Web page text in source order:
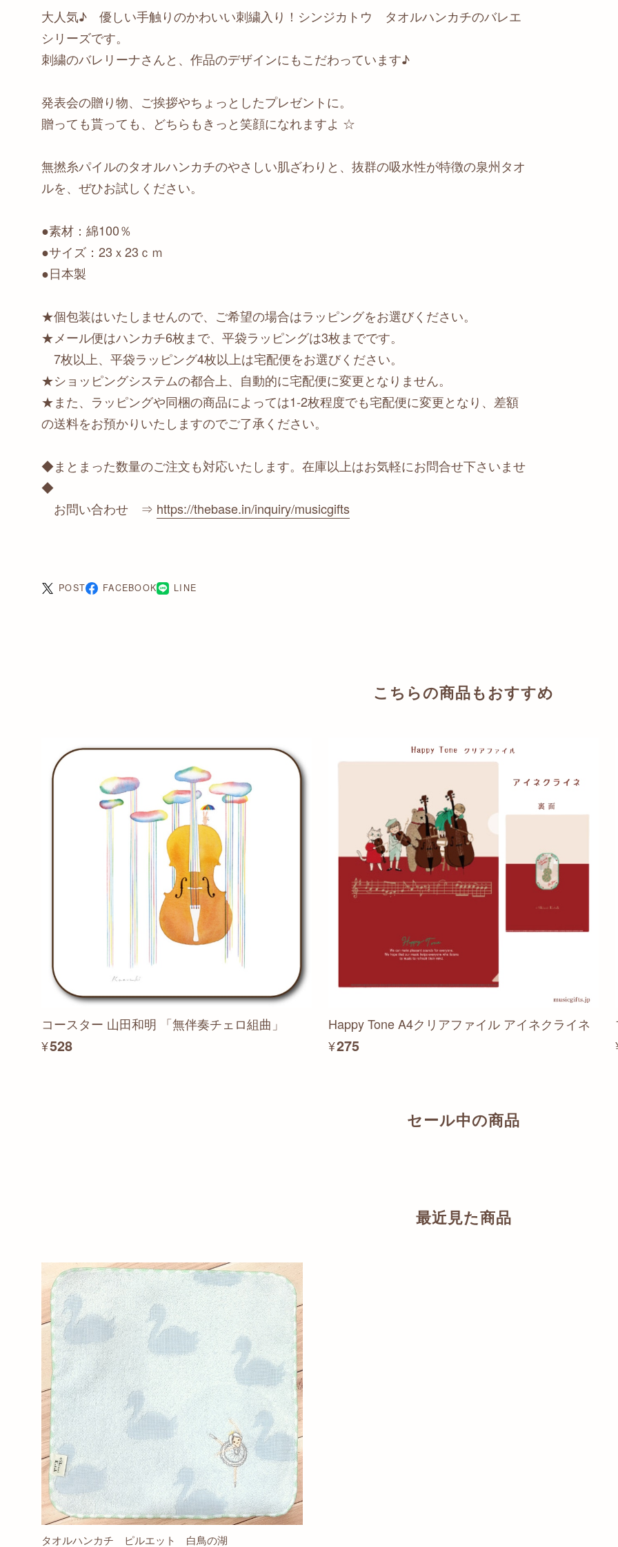
大人気♪ 優しい手触りのかわいい刺繍入り！シンジカトウ タオルハンカチのバレエ
シリーズです。
刺繍のバレリーナさんと、作品のデザインにもこだわっています♪
発表会の贈り物、ご挨拶やちょっとしたプレゼントに。
贈っても貰っても、どちらもきっと笑顔になれますよ ☆
無撚糸パイルのタオルハンカチのやさしい肌ざわりと、抜群の吸水性が特徴の泉州タオ
ルを、ぜひお試しください。
●素材：綿100％
●サイズ：23ｘ23ｃｍ
●日本製
★個包装はいたしませんので、ご希望の場合はラッピングをお選びください。
★メール便はハンカチ6枚まで、平袋ラッピングは3枚までです。
7枚以上、平袋ラッピング4枚以上は宅配便をお選びください。
★ショッピングシステムの都合上、自動的に宅配便に変更となりません。
★また、ラッピングや同梱の商品によっては1-2枚程度でも宅配便に変更となり、差額
の送料をお預かりいたしますのでご了承ください。
◆まとまった数量のご注文も対応いたします。在庫以上はお気軽にお問合せ下さいませ
◆
お問い合わせ ⇒ https://thebase.in/inquiry/musicgifts
POST FACEBOOK LINE
こちらの商品もおすすめ
コースター 山田和明 「無伴奏チェロ組曲」
¥528
Happy Tone A4クリアファイル アイネクライネ
¥275
セール中の商品
最近見た商品
タオルハンカチ ピルエット 白鳥の湖